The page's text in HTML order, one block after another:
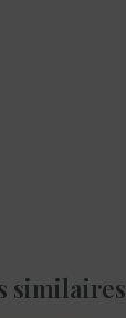
similaires